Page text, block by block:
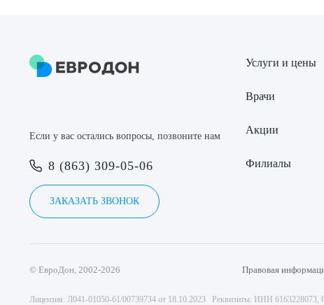
Если у вас остались вопросы, позвоните нам
8 (863) 309-05-06
ЗАКАЗАТЬ ЗВОНОК
Услуги и цены
Врачи
Акции
Филиалы
© ЕвроДон, 2002-2026 Правовая
Лицензия: Л041-01050-61/00739734 от 18.10.2023 Реквизиты: ИНН